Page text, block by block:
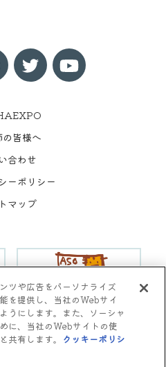
の皆様へ
合わせ
ーポリシー
マップ
Hospital All rights reserved.
ツや広告をパーソナライズ
を提供し、当社のWebサイ
うにします。また、ソーシャ
に、当社のWebサイトの使
共有します。 クッキーポリシ